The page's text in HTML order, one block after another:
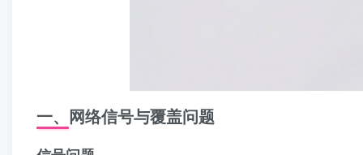
一、网络信号与覆盖问题